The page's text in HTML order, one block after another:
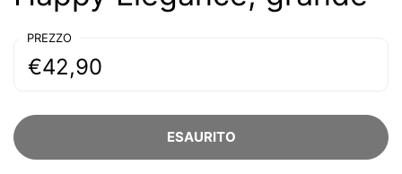
PREZZO
€42,90
ESAURITO